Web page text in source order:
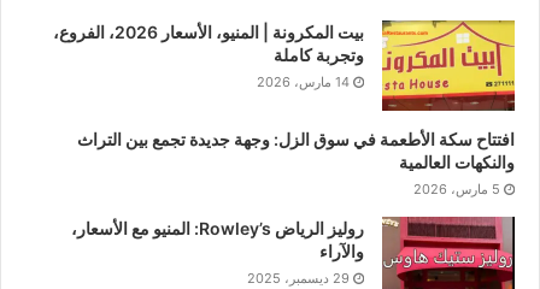
بيت المكرونة | المنيو، الأسعار 2026، الفروع،
وتجربة كاملة
14 مارس، 2026
افتتاح سكة الأطعمة في سوق الزل: وجهة جديدة تجمع بين التراث
والنكهات العالمية
5 مارس، 2026
روليز الرياض Rowley’s: المنيو مع الأسعار،
والآراء
29 ديسمبر، 2025